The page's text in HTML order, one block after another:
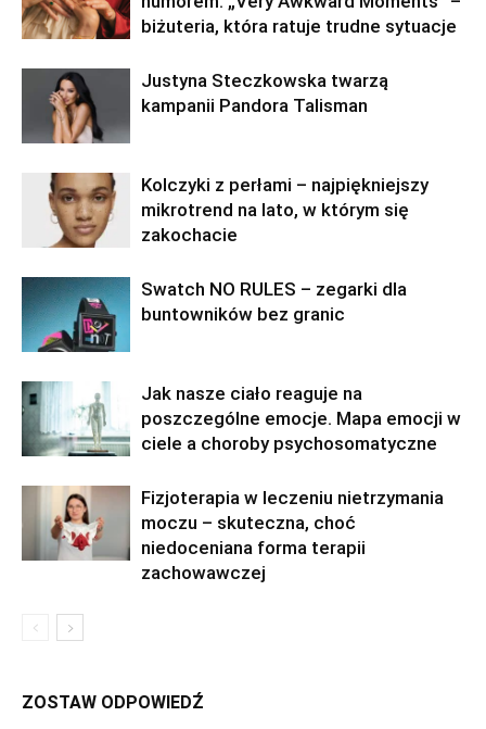
biżuteria, która ratuje trudne sytuacje
Justyna Steczkowska twarzą
kampanii Pandora Talisman
Kolczyki z perłami – najpiękniejszy
mikrotrend na lato, w którym się
zakochacie
Swatch NO RULES – zegarki dla
buntowników bez granic
Jak nasze ciało reaguje na
poszczególne emocje. Mapa emocji w
ciele a choroby psychosomatyczne
Fizjoterapia w leczeniu nietrzymania
moczu – skuteczna, choć
niedoceniana forma terapii
zachowawczej
ZOSTAW ODPOWIEDŹ